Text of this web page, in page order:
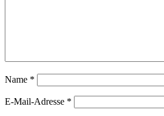
Name *
E-Mail-Adresse *